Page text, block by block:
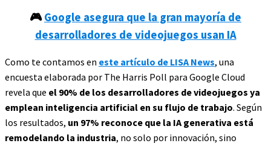
🎮Google asegura que la gran mayoría de
desarrolladores de videojuegos usan IA
Como te contamos en este artículo de LISA News, una
encuesta elaborada por The Harris Poll para Google Cloud
revela que el 90% de los desarrolladores de videojuegos ya
emplean inteligencia artificial en su flujo de trabajo. Según
los resultados, un 97% reconoce que la IA generativa está
remodelando la industria, no solo por innovación, sino